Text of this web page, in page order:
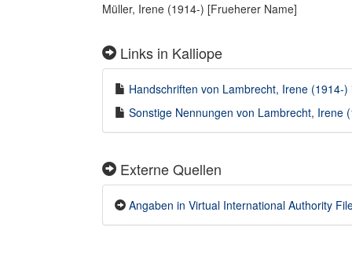
Müller, Irene (1914-) [Frueherer Name]
Links in Kalliope
Handschriften von Lambrecht, Irene (1914-)
Sonstige Nennungen von Lambrecht, Irene
Externe Quellen
Angaben in Virtual International Authority